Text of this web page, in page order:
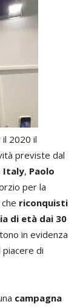
2020 il
previste dal
Italy, Paolo
per la
riconquisti
di età dai 30
in evidenza
di
campagna